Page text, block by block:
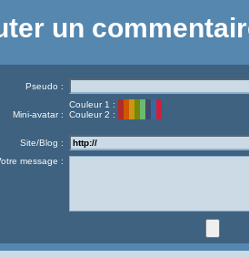
un
Pseudo :
Mini-avatar :
Couleur 1 :
Couleur 2 :
Site/Blog :
message :